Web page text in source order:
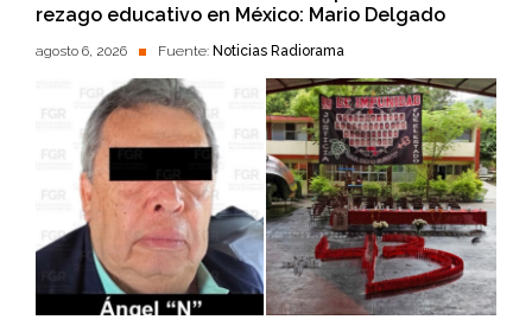
rezago educativo en México: Mario Delgado
agosto 6, 2026 Fuente: Noticias Radiorama